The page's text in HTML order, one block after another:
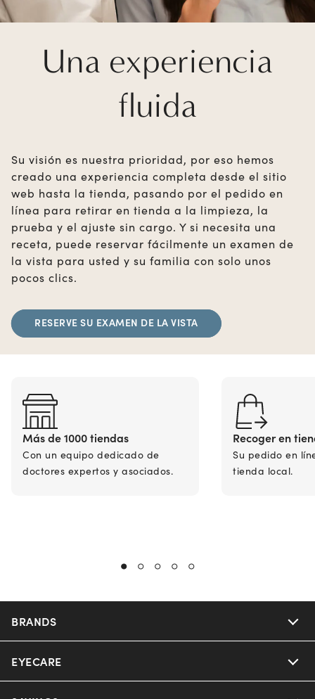
Una experiencia
fluida
Su visión es nuestra prioridad, por eso hemos
creado una experiencia completa desde el sitio
web hasta la tienda, pasando por el pedido en
línea para retirar en tienda a la limpieza, la
prueba y el ajuste sin cargo. Y si necesita una
receta, puede reservar fácilmente un examen de
la vista para usted y su familia con solo unos
pocos clics.
RESERVE SU EXAMEN DE LA VISTA
Más de 1000 tiendas
Con un equipo dedicado de
doctores expertos y asociados.
Recoger en
Su pedido en
tienda local.
BRANDS
Nuance Audio
EYECARE